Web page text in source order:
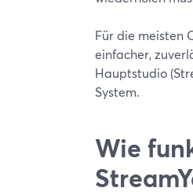
Für die meisten
einfacher,
Hauptstudio
System.
Wie